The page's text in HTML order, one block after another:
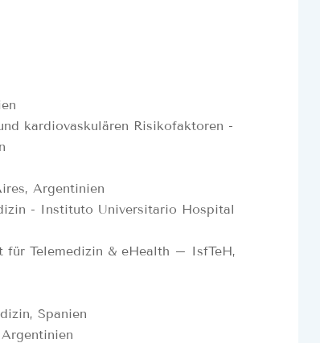
kardiovaskulären Risikofaktoren -
Argentinien
- Instituto Universitario Hospital
Telemedizin & eHealth – IsfTeH,
Spanien